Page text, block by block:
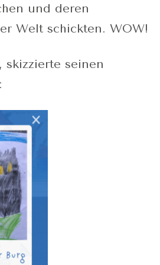
und deren
Welt schickten. WOW!
skizzierte seinen